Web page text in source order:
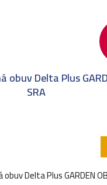
obuv Delta Plus
SRA
Delta Plus GARDEN